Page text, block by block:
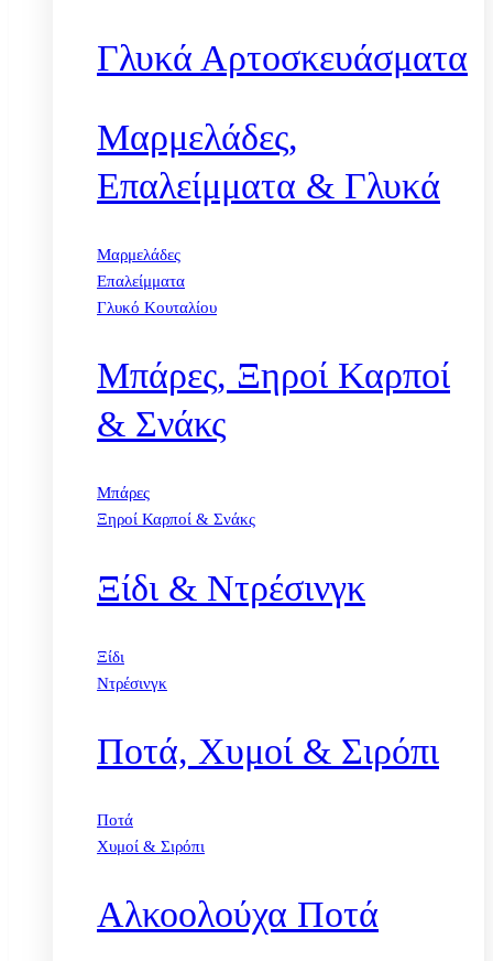
Γλυκά Αρτοσκευάσματα
Μαρμελάδες,
Επαλείμματα & Γλυκά
Μαρμελάδες
Επαλείμματα
Γλυκό Κουταλίου
Μπάρες, Ξηροί Καρποί
& Σνάκς
Μπάρες
Ξηροί Καρποί & Σνάκς
Ξίδι & Ντρέσινγκ
Ξίδι
Ντρέσινγκ
Ποτά, Χυμοί & Σιρόπι
Ποτά
Χυμοί & Σιρόπι
Αλκοολούχα Ποτά